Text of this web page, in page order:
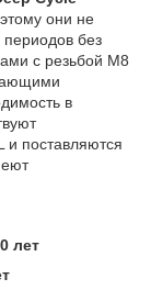
они не
без
с резьбой М8
в
и поставляются
лет